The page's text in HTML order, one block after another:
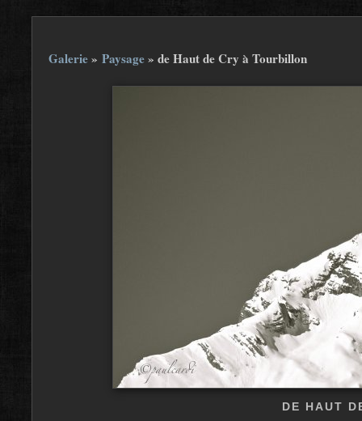
Galerie» Paysage» de Haut de Cry à Tourbillon
DE HAUT